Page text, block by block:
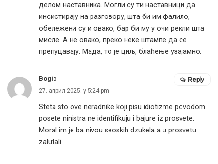
делом наставника. Могли су ти наставници да
инсистирају на разговору, шта би им фалило,
обележени су и овако, бар би му у очи рекли шта
мисле. А не овако, преко неке штампе да се
препуцавају. Мада, то је циљ, блаћење узајамно.
Bogic
27. април 2025. у 5:24 pm
Steta sto ove neradnike koji pisu idiotizme povodom
posete ninistra ne identifikuju i bajure iz prosvete.
Moral im je ba nivou seoskih dzukela a u prosvetu
zalutali.
Reply